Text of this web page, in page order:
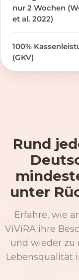
nur 2 Wochen
et al. 2022)
100%
(GKV)
Rund
unter
Erfahre, wie
ViViRA ihre
und wieder zu
Lebensqualität